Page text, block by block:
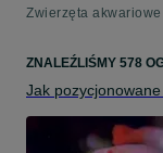
Zwierzęta akwariowe
ZNALEŹLIŚMY 578
Jak